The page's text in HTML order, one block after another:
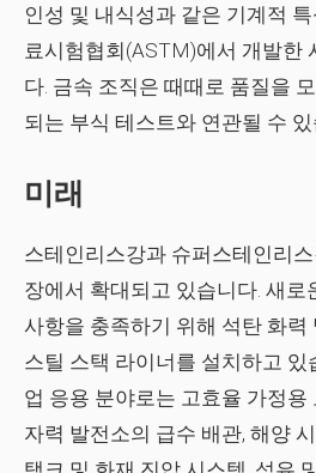
인성 및 내식성과 같은 기계적
료시험협회(ASTM)에서 개발한
다. 금속 조직은 때때로 품질을
되는 부식 테스트와 연관될 수 있
미래
스테인리스강과 슈퍼스테인리
장에서 확대되고 있습니다. 새로
사항을 충족하기 위해 석탄 화력
스틸 스택 라이너를 설치하고 있
업 응용 분야로는 고효율 가정용
자력 발전소의 급수 배관, 해양